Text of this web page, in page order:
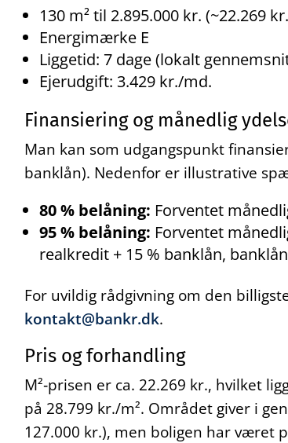
130 m² til 2.895.000 kr. (~22.269
Energimærke E
Liggetid: 7 dage (lokalt
Ejerudgift: 3.429 kr./md.
Finansiering og månedlig
Man kan som udgangspunkt
banklån). Nedenfor er illustrative
80 % belåning: Forventet
95 % belåning: Forventet
realkredit + 15 % banklån,
For uvildig rådgivning om den
kontakt@bankr.dk.
Pris og forhandling
M²‑prisen er ca. 22.269 kr., hvilket
på 28.799 kr./m². Området giver i
127.000 kr.), men boligen har været